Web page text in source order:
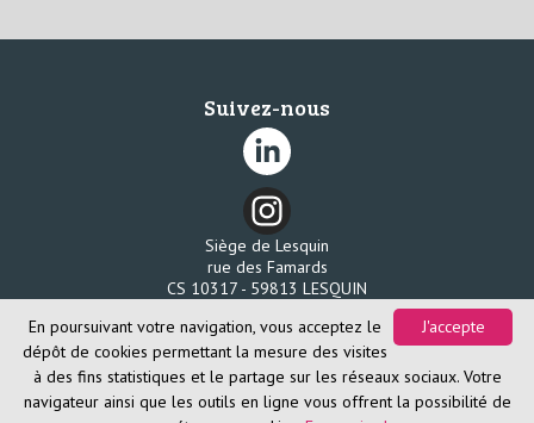
Suivez-nous
Siège de Lesquin
rue des Famards
CS 10317 - 59813 LESQUIN
Fax. 03 20 96 58 85
J'accepte
En poursuivant votre navigation, vous acceptez le
dépôt de cookies permettant la mesure des visites
à des fins statistiques et le partage sur les réseaux sociaux. Votre
navigateur ainsi que les outils en ligne vous offrent la possibilité de